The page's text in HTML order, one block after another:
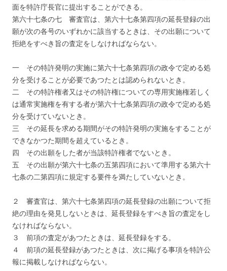
面を特許庁長官に提出することができる。
第六十七条の七 審査官は、第六十七条第四項の延長登録の出
願が次の各号のいずれかに該当するときは、その出願について
拒絶をすべき旨の査定をしなければならない。
一 その特許発明の実施に第六十七条第四項の政令で定める処
分を受けることが必要であつたとは認められないとき。
二 その特許権者又はその特許権についての専用実施権若しく
は通常実施権を有する者が第六十七条第四項の政令で定める処
分を受けていないとき。
三 その延長を求める期間がその特許発明の実施をすることが
できなかつた期間を超えているとき。
四 その出願をした者が当該特許権者でないとき。
五 その出願が第六十七条の五第四項において準用する第六十
七条の二第四項に規定する要件を満たしていないとき。
２ 審査官は、第六十七条第四項の延長登録の出願について拒
絶の理由を発見しないときは、延長登録をすべき旨の査定をし
なければならない。
３ 前項の査定があつたときは、延長登録をする。
４ 前項の延長登録があつたときは、次に掲げる事項を特許公
報に掲載しなければならない。